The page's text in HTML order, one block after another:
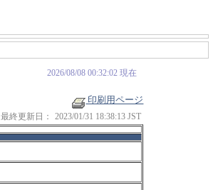
2026/08/08 00:32:02 現在
印刷用ページ
最終更新日： 2023/01/31 18:38:13 JST